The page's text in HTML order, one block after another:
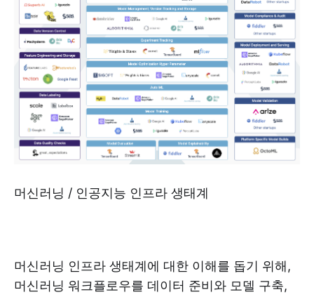
머신러닝 / 인공지능 인프라 생태계
머신러닝 인프라 생태계에 대한 이해를 돕기 위해,
머신러닝 워크플로우를 데이터 준비와 모델 구축,